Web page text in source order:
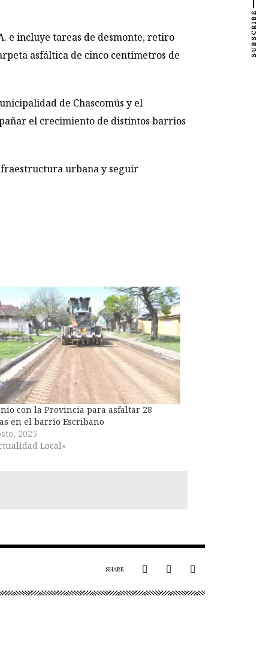
e incluye tareas de desmonte, retiro
asfáltica de cinco centímetros de
de Chascomús y el
el crecimiento de distintos barrios
urbana y seguir
con la Provincia para asfaltar 28
en el barrio Escribano
2025
Local»
SHARE
SUBSCRIBE